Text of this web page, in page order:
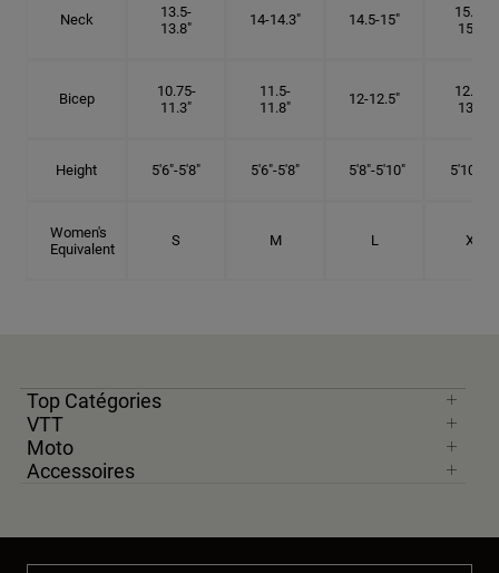
Neck
13.5-
13.8"
14-14.3" 14.5-15"
15.25-
15.5"
Bicep
10.75-
11.3"
11.5-
11.8"
12-12.5"
12.75-
13.3"
Height 5'6"-5'8" 5'6"-5'8" 5'8"-5'10" 5'10"- 6'
Women's
Equivalent
S M L XL
Top Catégories
VTT
Moto
Accessoires